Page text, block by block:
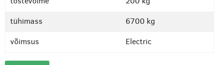
tühimass
6700 kg
võimsus
Electric